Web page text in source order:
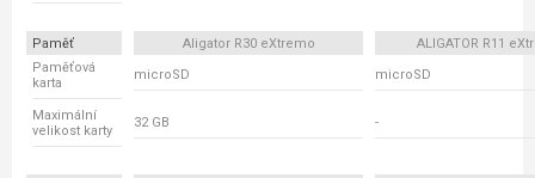
Paměť Aligator R30 eXtremo
ALIGATOR R11
Paměťová
karta
microSD microSD
Maximální
velikost karty
32 GB -